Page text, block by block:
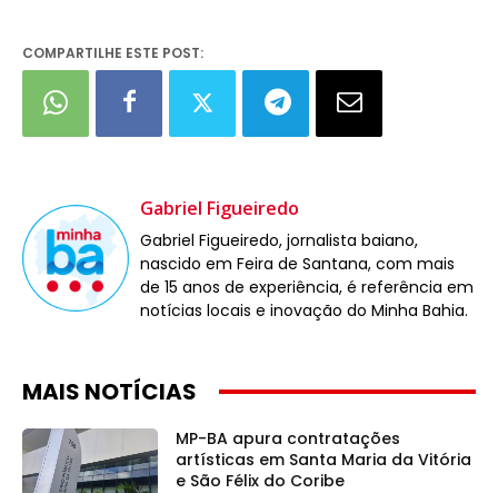
COMPARTILHE ESTE POST:
Gabriel Figueiredo
Gabriel Figueiredo, jornalista baiano,
nascido em Feira de Santana, com mais
de 15 anos de experiência, é referência em
notícias locais e inovação do Minha Bahia.
MAIS NOTÍCIAS
MP-BA apura contratações
artísticas em Santa Maria da Vitória
e São Félix do Coribe